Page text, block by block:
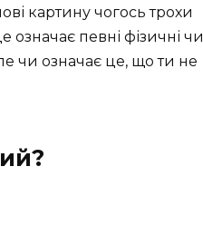
картину чогось трохи
означає певні фізичні чи
чи означає це, що ти не